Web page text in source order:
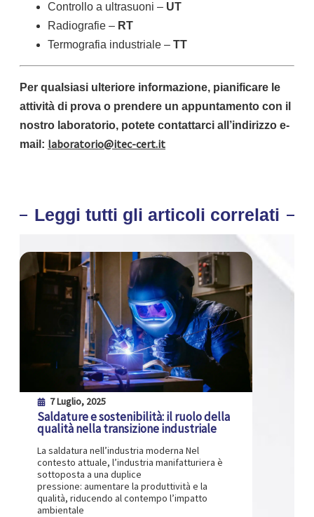
Controllo a ultrasuoni – UT
Radiografie – RT
Termografia industriale – TT
Per qualsiasi ulteriore informazione, pianificare le
attività di prova o prendere un appuntamento con il
nostro laboratorio, potete contattarci all’indirizzo e-
mail: laboratorio@itec-cert.it
Leggi tutti gli articoli correlati
7 Luglio, 2025
Saldature e sostenibilità: il ruolo della
qualità nella transizione industriale
La saldatura nell’industria moderna Nel
contesto attuale, l’industria manifatturiera è
sottoposta a una duplice
pressione: aumentare la produttività e la
qualità, riducendo al contempo l’impatto
ambientale